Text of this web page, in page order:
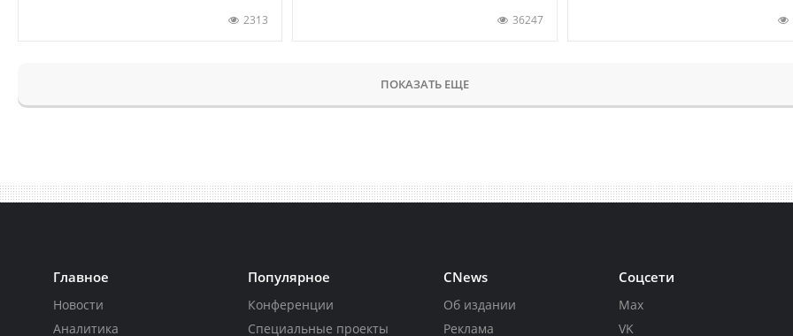
2313 36247
ПОКАЗАТЬ ЕЩЕ
Главное
Новости
Аналитика
Популярное
Конференции
Специальные проекты
CNews
Об издании
Реклама
Соцсети
Max
VK